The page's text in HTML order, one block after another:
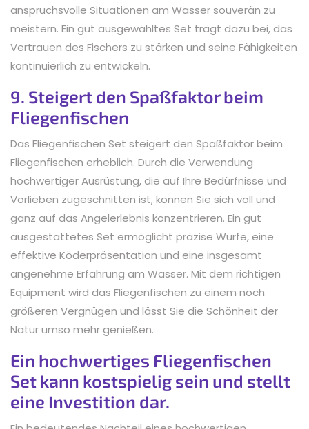
anspruchsvolle Situationen am Wasser souverän zu
meistern. Ein gut ausgewähltes Set trägt dazu bei, das
Vertrauen des Fischers zu stärken und seine Fähigkeiten
kontinuierlich zu entwickeln.
9. Steigert den Spaßfaktor beim
Fliegenfischen
Das Fliegenfischen Set steigert den Spaßfaktor beim
Fliegenfischen erheblich. Durch die Verwendung
hochwertiger Ausrüstung, die auf Ihre Bedürfnisse und
Vorlieben zugeschnitten ist, können Sie sich voll und
ganz auf das Angelerlebnis konzentrieren. Ein gut
ausgestattetes Set ermöglicht präzise Würfe, eine
effektive Köderpräsentation und eine insgesamt
angenehme Erfahrung am Wasser. Mit dem richtigen
Equipment wird das Fliegenfischen zu einem noch
größeren Vergnügen und lässt Sie die Schönheit der
Natur umso mehr genießen.
Ein hochwertiges Fliegenfischen
Set kann kostspielig sein und stellt
eine Investition dar.